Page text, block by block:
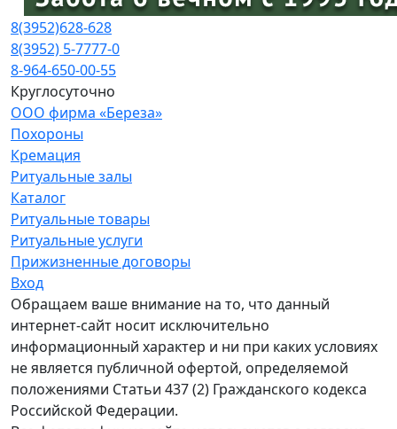
8(3952)628-628
8(3952) 5-7777-0
8-964-650-00-55
Круглосуточно
ООО фирма «Береза»
Похороны
Кремация
Ритуальные залы
Каталог
Ритуальные товары
Ритуальные услуги
Прижизненные договоры
Вход
Обращаем ваше внимание на то, что данный
интернет-сайт носит исключительно
информационный характер и ни при каких условиях
не является публичной офертой, определяемой
положениями Статьи 437 (2) Гражданского кодекса
Российской Федерации.